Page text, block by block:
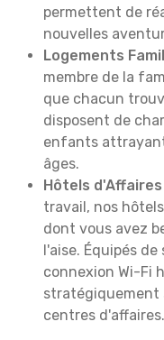
permettent de
nouvelles
Logements
membre de la
que chacun
disposent de
enfants
âges.
Hôtels d'Affaires
travail, nos
dont vous avez
l'aise. Équipés
connexion Wi-Fi
stratégiquement
centres d'affaires.